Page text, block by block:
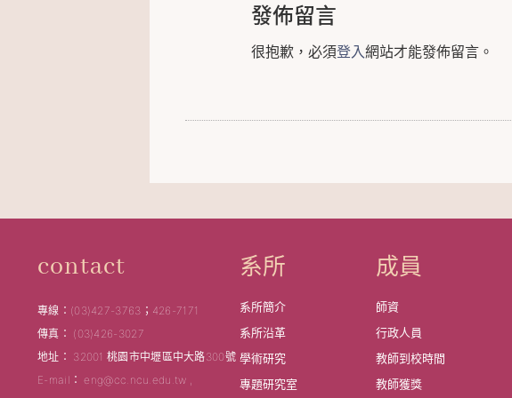
發佈留言
很抱歉，必須登入網站才能發佈留言。
contact
專線：(03)427-3763；426-7171
傳真： (03)426-3027
地址： 32001 桃園市中壢區中大路300號
E-mail： eng@cc.ncu.edu.tw ,
系所
系所簡介
系所沿革
學術研究
專題研究室
成員
師資
行政人員
教師到校時間
教師獲獎